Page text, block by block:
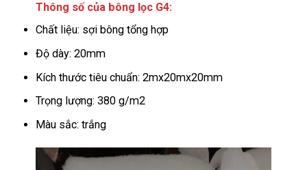
Thông số của bông lọc G4:
Chất liệu: sợi bông tổng hợp
Độ dày: 20mm
Kích thước tiêu chuẩn: 2mx20mx20mm
Trọng lượng: 380 g/m2
Màu sắc: trắng